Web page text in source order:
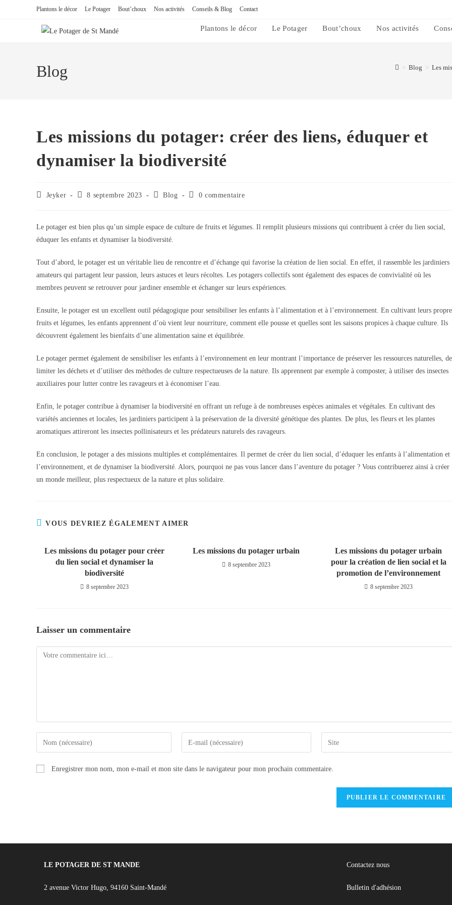
Plantons le décor Le Potager Bout’choux Nos activités Conseils & Blog Contact
Plantons le décor Le Potager Bout’choux Nos activités
Blog > Blog > Les
Les missions du potager: créer des liens, éduquer et
dynamiser la biodiversité
Jeyker 8 septembre 2023 Blog 0 commentaire
Le potager est bien plus qu’un simple espace de culture de fruits et légumes. Il remplit plusieurs missions qui contribuent à créer du lien social,
éduquer les enfants et dynamiser la biodiversité.
Tout d’abord, le potager est un véritable lieu de rencontre et d’échange qui favorise la création de lien social. En effet, il rassemble les jardiniers
amateurs qui partagent leur passion, leurs astuces et leurs récoltes. Les potagers collectifs sont également des espaces de convivialité où les
membres peuvent se retrouver pour jardiner ensemble et échanger sur leurs expériences.
Ensuite, le potager est un excellent outil pédagogique pour sensibiliser les enfants à l’alimentation et à l’environnement. En cultivant leurs
fruits et légumes, les enfants apprennent d’où vient leur nourriture, comment elle pousse et quelles sont les saisons propices à chaque culture. Ils
découvrent également les bienfaits d’une alimentation saine et équilibrée.
Le potager permet également de sensibiliser les enfants à l’environnement en leur montrant l’importance de préserver les ressources naturelles, de
limiter les déchets et d’utiliser des méthodes de culture respectueuses de la nature. Ils apprennent par exemple à composter, à utiliser des insectes
auxiliaires pour lutter contre les ravageurs et à économiser l’eau.
Enfin, le potager contribue à dynamiser la biodiversité en offrant un refuge à de nombreuses espèces animales et végétales. En cultivant des
variétés anciennes et locales, les jardiniers participent à la préservation de la diversité génétique des plantes. De plus, les fleurs et les plantes
aromatiques attireront les insectes pollinisateurs et les prédateurs naturels des ravageurs.
En conclusion, le potager a des missions multiples et complémentaires. Il permet de créer du lien social, d’éduquer les enfants à l’alimentation et
l’environnement, et de dynamiser la biodiversité. Alors, pourquoi ne pas vous lancer dans l’aventure du potager ? Vous contribuerez ainsi à créer
un monde meilleur, plus respectueux de la nature et plus solidaire.
VOUS DEVRIEZ ÉGALEMENT AIMER
Les missions du potager pour créer
du lien social et dynamiser la
biodiversité
8 septembre 2023
Les missions du potager urbain
8 septembre 2023
Les missions du potager urbain
pour la création de lien social et la
promotion de l’environnement
8 septembre 2023
Laisser un commentaire
Enregistrer mon nom, mon e-mail et mon site dans le navigateur pour mon prochain commentaire.
LE POTAGER DE ST MANDE
2 avenue Victor Hugo, 94160 Saint-Mandé
Contactez nous
Bulletin d'adhésion